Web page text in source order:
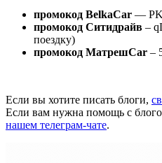
промокод BelkaCar —
промокод Ситидрайв –
поездку)
промокод МатрешCar –
Если вы хотите писать блоги,
Если вам нужна помощь с
нашем телеграм-чате.